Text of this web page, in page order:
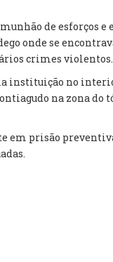
de esforços e
onde se
crimes violentos.
instituição no
na zona do
em prisão